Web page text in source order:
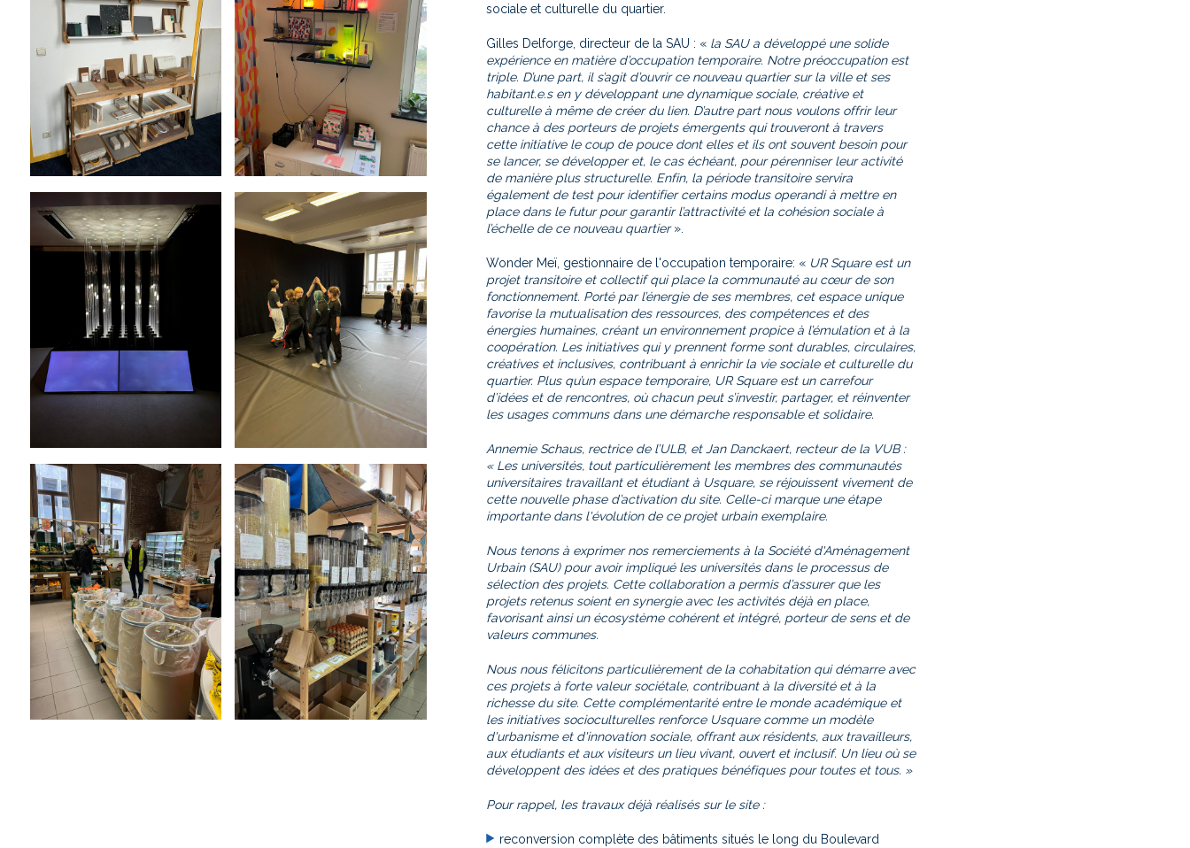
sociale et culturelle du quartier.
Gilles Delforge, directeur de la SAU : « la SAU a développé une solide
expérience en matière d’occupation temporaire. Notre préoccupation est
triple. D’une part, il s’agit d’ouvrir ce nouveau quartier sur la ville et ses
habitant.e.s en y développant une dynamique sociale, créative et
culturelle à même de créer du lien. D’autre part nous voulons offrir leur
chance à des porteurs de projets émergents qui trouveront à travers
cette initiative le coup de pouce dont elles et ils ont souvent besoin pour
se lancer, se développer et, le cas échéant, pour pérenniser leur activité
de manière plus structurelle. Enfin, la période transitoire servira
également de test pour identifier certains modus operandi à mettre en
place dans le futur pour garantir l’attractivité et la cohésion sociale à
l’échelle de ce nouveau quartier».
Wonder Meï, gestionnaire de l'occupation temporaire: « UR Square est un
projet transitoire et collectif qui place la communauté au cœur de son
fonctionnement. Porté par l’énergie de ses membres, cet espace unique
favorise la mutualisation des ressources, des compétences et des
énergies humaines, créant un environnement propice à l’émulation et à la
coopération. Les initiatives qui y prennent forme sont durables, circulaires,
créatives et inclusives, contribuant à enrichir la vie sociale et culturelle du
quartier. Plus qu’un espace temporaire, UR Square est un carrefour
d’idées et de rencontres, où chacun peut s’investir, partager, et réinventer
les usages communs dans une démarche responsable et solidaire.
Annemie Schaus, rectrice de l’ULB, et Jan Danckaert, recteur de la VUB :
« Les universités, tout particulièrement les membres des communautés
universitaires travaillant et étudiant à Usquare, se réjouissent vivement de
cette nouvelle phase d’activation du site. Celle-ci marque une étape
importante dans l'évolution de ce projet urbain exemplaire.
Nous tenons à exprimer nos remerciements à la Société d'Aménagement
Urbain (SAU) pour avoir impliqué les universités dans le processus de
sélection des projets. Cette collaboration a permis d’assurer que les
projets retenus soient en synergie avec les activités déjà en place,
favorisant ainsi un écosystème cohérent et intégré, porteur de sens et de
valeurs communes.
Nous nous félicitons particulièrement de la cohabitation qui démarre avec
ces projets à forte valeur sociétale, contribuant à la diversité et à la
richesse du site. Cette complémentarité entre le monde académique et
les initiatives socioculturelles renforce Usquare comme un modèle
d'urbanisme et d'innovation sociale, offrant aux résidents, aux travailleurs,
aux étudiants et aux visiteurs un lieu vivant, ouvert et inclusif. Un lieu où se
développent des idées et des pratiques bénéfiques pour toutes et tous. »
Pour rappel, les travaux déjà réalisés sur le site :
reconversion complète des bâtiments situés le long du Boulevard